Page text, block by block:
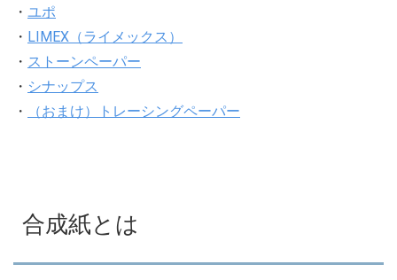
・ ユポ
・ LIMEX（ライメックス）
・ ストーンペーパー
・ シナップス
・
（おまけ）トレーシングペーパー
合成紙とは